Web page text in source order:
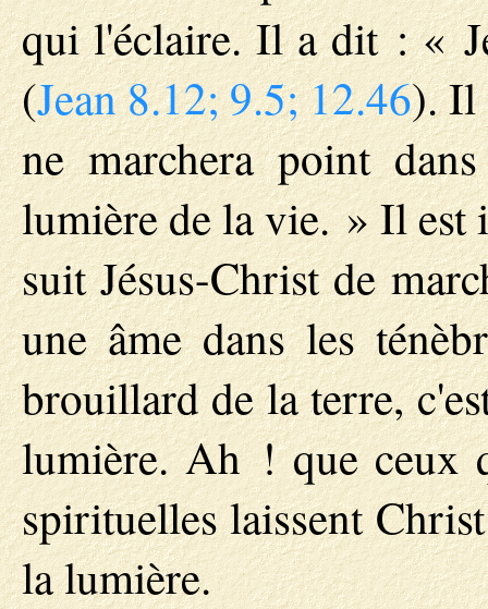
qui l'éclaire. Il a dit : «
(Jean 8.12; 9.5; 12.46). Il
ne marchera point
lumière de la vie. » Il est
suit Jésus-Christ de
une âme dans les
brouillard de la terre,
lumière. Ah ! que ceux
spirituelles laissent
la lumière.